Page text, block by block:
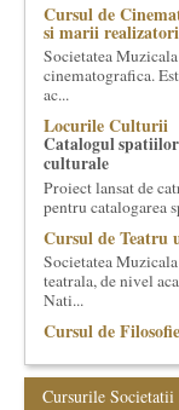
Cursul de
si marii
Societatea
cinematografica.
ac...
Locurile Culturii
Catalogul spatiilor
culturale
Proiect lansat de
pentru catalogarea
Cursul de Teatru
Societatea
teatrala, de nivel
Nati...
Cursul de
Generala, de nivel
impreuna...
Cursurile